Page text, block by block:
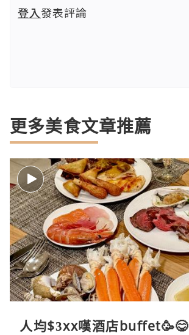
登入發表評論
更多美食文章推薦
人均$3xx嘆酒店buffet🥳😋